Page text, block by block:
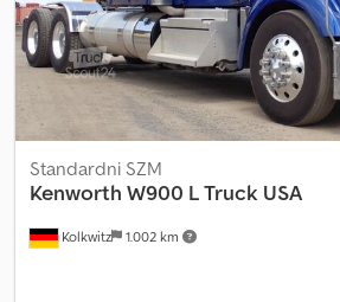
Kolkwitz 1.002 km
Standardni SZM
Kenworth W900 L Truck USA